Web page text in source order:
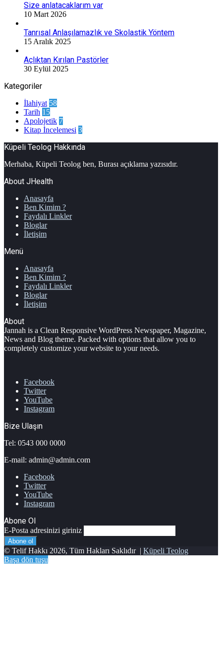
Size anlatacaklarım var
10 Mart 2026
Tanrısal Anlaşılamazlık ve Skolastik Yöntem
15 Aralık 2025
Açlıktan Kırılan Pastörler
30 Eylül 2025
Kategoriler
İlahiyat 58
Tarih 15
Apolojetik 7
Kitap İncelemesi 3
Küpeli Teolog Hakkında
Merhaba, Küpeli Teolog ben, Burası açıklama yazısıdır.
About JHealth
Anasayfa
Ben Kimim ?
Faydalı Linkler
Bloglar
İletişim
Menü
Anasayfa
Ben Kimim ?
Faydalı Linkler
Bloglar
İletişim
About
Jannah is a Clean Responsive WordPress Newspaper, Magazine,
News and Blog theme. Packed with options that allow you to
completely customize your website to your needs.
Facebook
Twitter
YouTube
Instagram
Bize Ulaşın
Tel: 0543 000 0000
E-mail: admin@admin.com
Facebook
Twitter
YouTube
Instagram
Abone Ol
E-Posta adresinizi giriniz
© Telif Hakkı 2026, Tüm Hakları Saklıdır | Küpeli Teolog
Başa dön tuşu